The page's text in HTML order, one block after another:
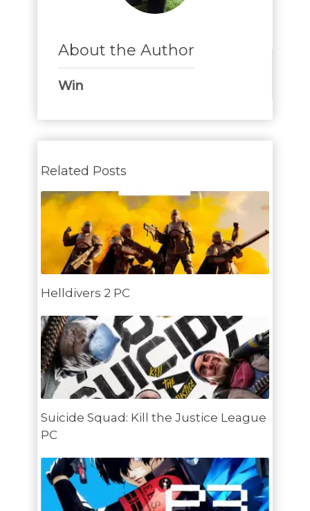
About the Author
Win
Related Posts
Helldivers 2 PC
Suicide Squad: Kill the Justice League
PC